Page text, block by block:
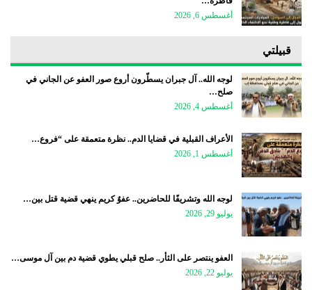
أغسطس 6, 2026
قبيلتي
لوجه الله.. آل جبران يسطّرون أروع صور العفو عن الجاني في
صلح…
أغسطس 4, 2026
الأعراف القبلية في قضايا الدم.. نظرة متعمقة على “فروع…
أغسطس 1, 2026
لوجه الله وتشريفًا للحاضرين.. عفوٌ كريم ينهي قضية قتل بين…
يوليو 29, 2026
العفو ينتصر على الثأر.. صلح قبلي يطوي قضية دم بين آل موسى…
يوليو 22, 2026